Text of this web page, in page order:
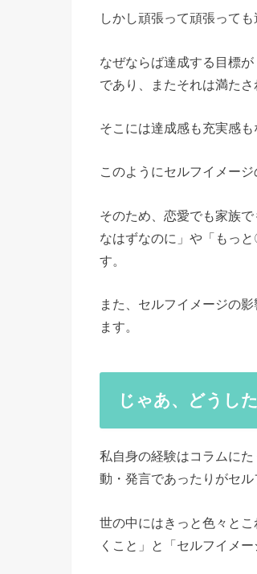
しかし頑張って頑張っても
なぜならば達成する目標
であり、またそれは満たさ
そこには達成感も充実感
このようにセルフイメー
そのため、恋愛でも家族
なはずなのに」や「もっ
す。
また、セルフイメージの
ます。
じゃあ、どうし
私自身の経験はコラムに
動・発言であったりがセ
世の中にはきっと色々と
くこと」と「セルフイメ